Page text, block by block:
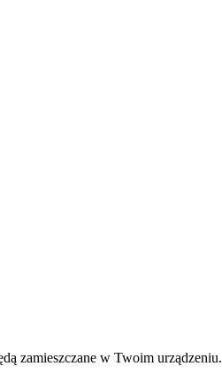
zamieszczane w Twoim urządzeniu.